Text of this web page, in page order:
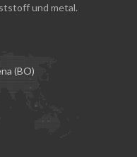
und metal.
(BO)